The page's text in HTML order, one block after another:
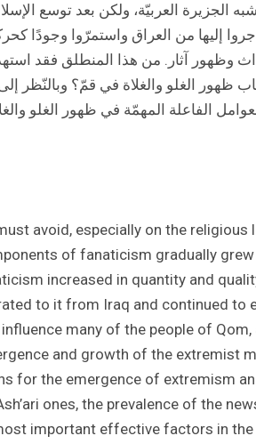
العربيّة، ولكن بعد توسع
وهاجروا إليها من العراق واستمرّوا
وظهور آثار. من هذا المنطلق فقد
الغلو والغلاة في قمّ؟ وبالنّظر إلی
الفاعلة المهمّة في ظهور الغلو
avoid, especially on the
of fanaticism gradually
increased in quantity and
to it from Iraq and continued
many of the people of
and growth of the extremist
for the emergence of extremism
ones, the prevalence of the
important effective factors in